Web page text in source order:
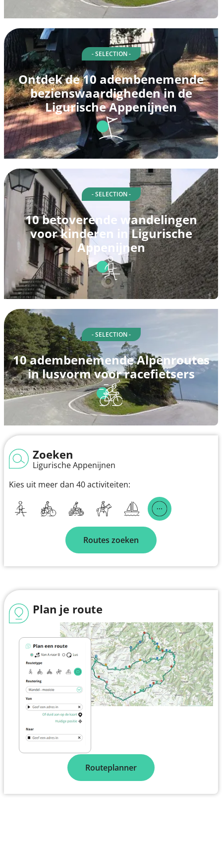
- SELECTION -
Ontdek de 10 adembenemende
bezienswaardigheden in de
Ligurische Appenijnen
- SELECTION -
10 betoverende wandelingen
voor kinderen in Ligurische
Appenijnen
- SELECTION -
10 adembenemende Alpenroutes
in lusvorm voor racefietsers
Zoeken
Ligurische Appenijnen
Kies uit meer dan 40 activiteiten:
Routes zoeken
Plan je route
Routeplanner